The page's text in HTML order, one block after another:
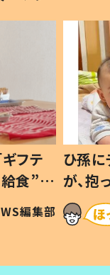
フテ
食”を
の親
編集部
ひ孫
が、
「涙が
い」